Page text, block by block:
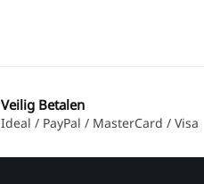
Veilig Betalen
Ideal / PayPal / MasterCard / Visa